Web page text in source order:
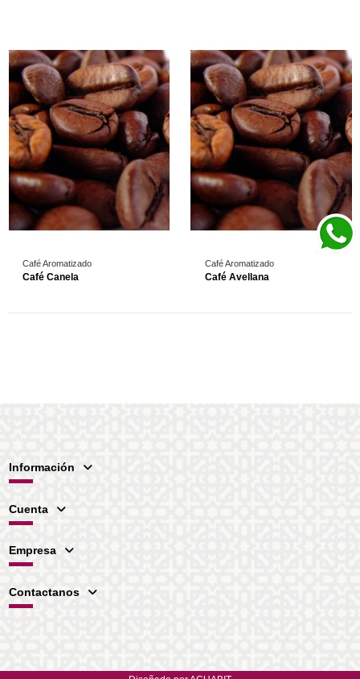
Café Aromatizado
Café Canela
Café Aromatizado
Café Avellana
Información
Cuenta
Empresa
Contactanos